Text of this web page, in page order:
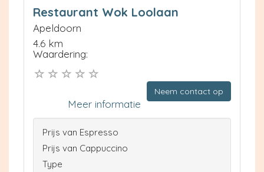
Restaurant Wok Loolaan
Apeldoorn
4.6 km
Waardering:
Neem contact op
Meer informatie
Prijs van Espresso
Prijs van Cappuccino
Type